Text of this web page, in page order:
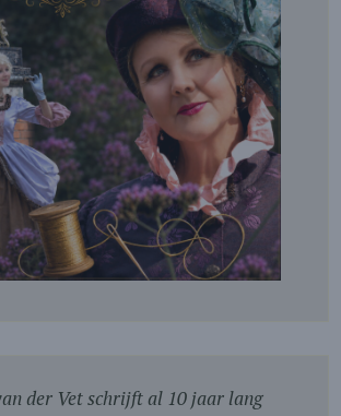
der Vet schrijft al 10 jaar lang